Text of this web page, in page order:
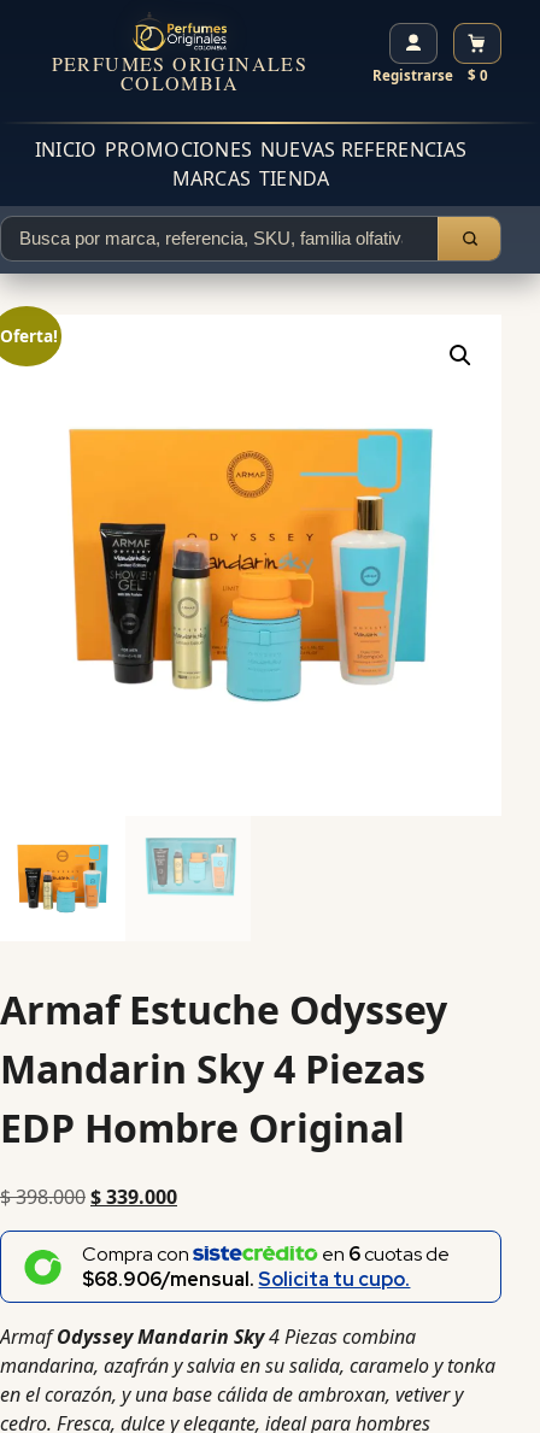
PERFUMES ORIGINALES
COLOMBIA Registrarse $ 0
INICIO PROMOCIONES NUEVAS REFERENCIAS
MARCAS TIENDA
Armaf Estuche Odyssey
Mandarin Sky 4 Piezas
EDP Hombre Original
$398.000$339.000
Compra con en 6cuotas de
$68.906/mensual.Solicita tu cupo.
ArmafOdyssey Mandarin Sky4 Piezas combina
mandarina, azafrán y salvia en su salida, caramelo y tonka
en el corazón, y una base cálida de ambroxan, vetiver y
cedro. Fresca, dulce y elegante, ideal para hombres